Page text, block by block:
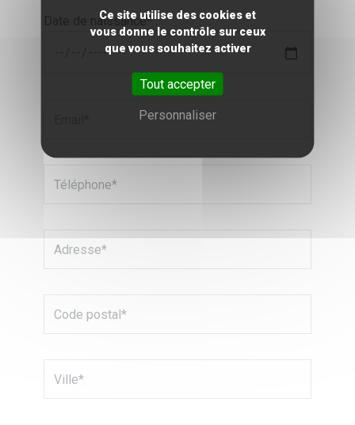
Date de naissance* :
Ce site utilise des cookies et
vous donne le contrôle sur ceux
que vous souhaitez activer
Tout accepter
Personnaliser